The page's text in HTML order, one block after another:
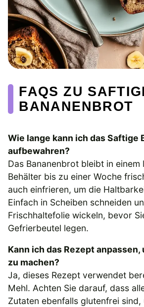
FAQS ZU
BANANENBROT
Wie lange kann ich das Saftige
aufbewahren?
Das Bananenbrot bleibt in einem
Behälter bis zu einer Woche
auch einfrieren, um die
Einfach in Scheiben schneiden
Frischhaltefolie wickeln, bevor
Gefrierbeutel legen.
Kann ich das Rezept
zu machen?
Ja, dieses Rezept verwendet
Mehl. Achten Sie darauf, dass
Zutaten ebenfalls glutenfrei sind,